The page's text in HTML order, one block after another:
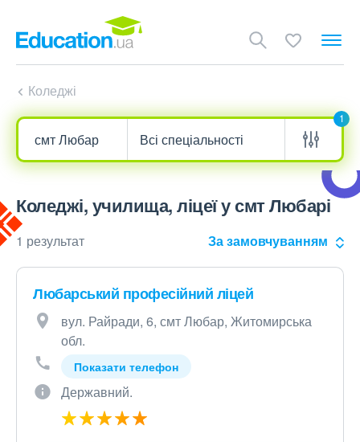
Коледжі
1
Коледжі, училища, ліцеї у смт Любарі
1 результат За замовчуванням
Любарський професійний ліцей
вул. Райради, 6, смт Любар, Житомирська
обл.
Показати телефон
Державний.